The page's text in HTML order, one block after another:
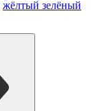
жёлтый зелёный